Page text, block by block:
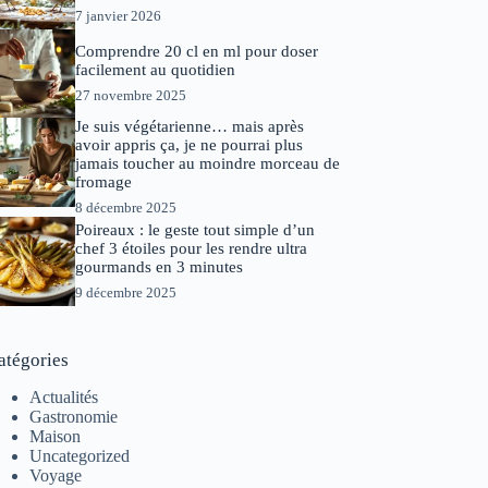
7 janvier 2026
Comprendre 20 cl en ml pour doser
facilement au quotidien
27 novembre 2025
Je suis végétarienne… mais après
avoir appris ça, je ne pourrai plus
jamais toucher au moindre morceau de
fromage
8 décembre 2025
Poireaux : le geste tout simple d’un
chef 3 étoiles pour les rendre ultra
gourmands en 3 minutes
9 décembre 2025
Actualités
Gastronomie
Maison
Uncategorized
Voyage